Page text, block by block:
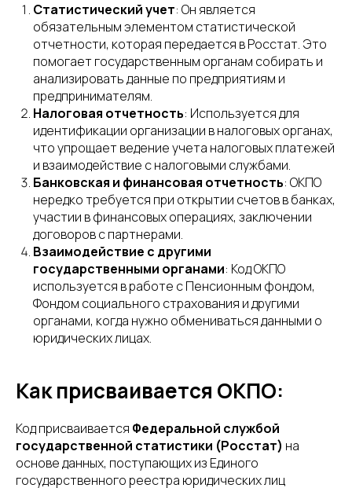
Статистический учет: Он является
обязательным элементом статистической
отчетности, которая передается в Росстат. Это
помогает государственным органам собирать и
анализировать данные по предприятиям и
предпринимателям.
Налоговая отчетность: Используется для
идентификации организации в налоговых органах,
что упрощает ведение учета налоговых платежей
и взаимодействие с налоговыми службами.
Банковская и финансовая отчетность: ОКПО
нередко требуется при открытии счетов в банках,
участии в финансовых операциях, заключении
договоров с партнерами.
Взаимодействие с другими
государственными органами: Код ОКПО
используется в работе с Пенсионным фондом,
Фондом социального страхования и другими
органами, когда нужно обмениваться данными о
юридических лицах.
Как присваивается ОКПО:
Код присваивается Федеральной службой
государственной статистики (Росстат) на
основе данных, поступающих из Единого
государственного реестра юридических лиц